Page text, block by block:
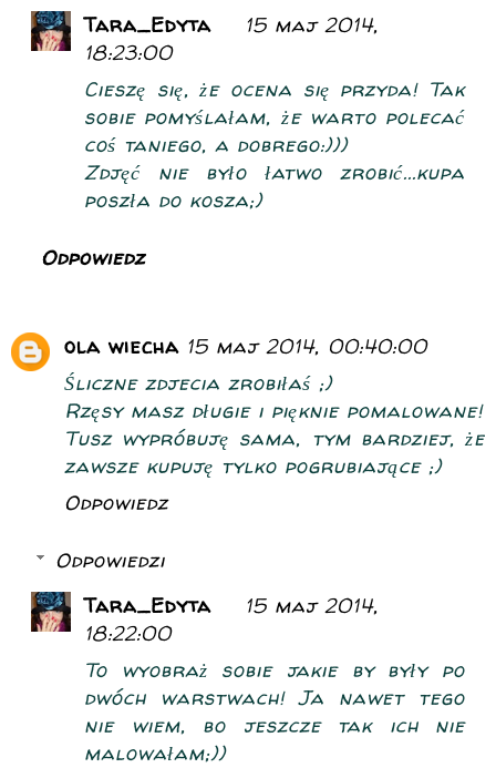
Tara_Edyta
15 maj 2014,
18:23:00
Cieszę się, że ocena się przyda! Tak
sobie pomyślałam, że warto polecać
coś taniego, a dobrego:)))
Zdjęć nie było łatwo zrobić...kupa
poszła do kosza;)
Odpowiedz
ola wiecha 15 maj 2014, 00:40:00
Śliczne zdjecia zrobiłaś ;)
Rzęsy masz długie i pięknie pomalowane!
Tusz wypróbuję sama, tym bardziej, że
zawsze kupuję tylko pogrubiające ;)
Odpowiedz
Odpowiedzi
Tara_Edyta
15 maj 2014,
18:22:00
To wyobraż sobie jakie by były po
dwóch warstwach! Ja nawet tego
nie wiem, bo jeszcze tak ich nie
malowałam;))